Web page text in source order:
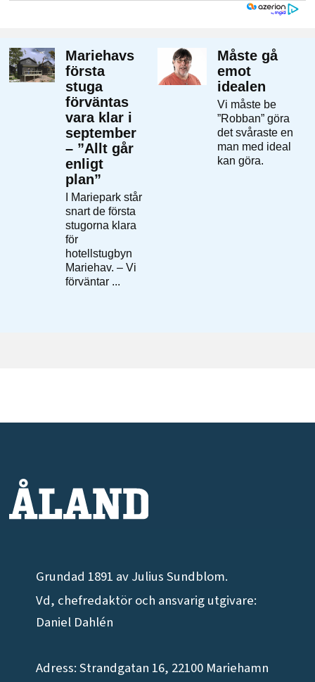
Grundad 1891 av Julius Sundblom.
Vd, chefredaktör och ansvarig utgivare:
Daniel Dahlén
Adress: Strandgatan 16, 22100 Mariehamn